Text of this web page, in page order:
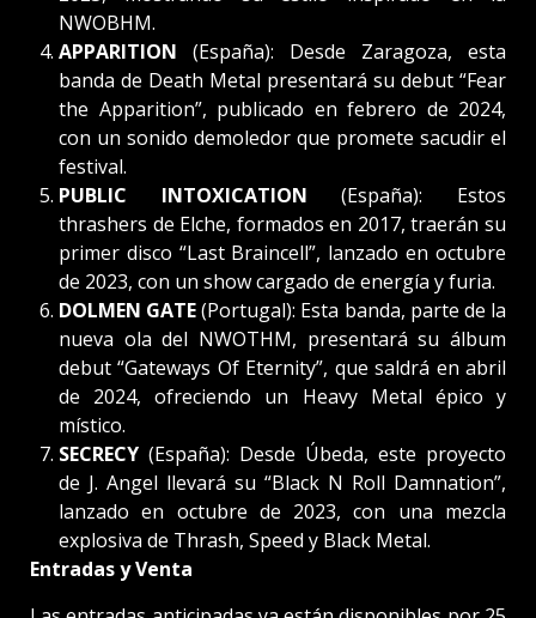
NWOBHM.
APPARITION (España): Desde Zaragoza, esta
banda de Death Metal presentará su debut “Fear
the Apparition”, publicado en febrero de 2024,
con un sonido demoledor que promete sacudir el
festival.
PUBLIC INTOXICATION (España): Estos
thrashers de Elche, formados en 2017, traerán su
primer disco “Last Braincell”, lanzado en octubre
de 2023, con un show cargado de energía y furia.
DOLMEN GATE(Portugal): Esta banda, parte de la
nueva ola del NWOTHM, presentará su álbum
debut “Gateways Of Eternity”, que saldrá en abril
de 2024, ofreciendo un Heavy Metal épico y
místico.
SECRECY (España): Desde Úbeda, este proyecto
de J. Angel llevará su “Black N Roll Damnation”,
lanzado en octubre de 2023, con una mezcla
explosiva de Thrash, Speed y Black Metal.
Entradas y Venta